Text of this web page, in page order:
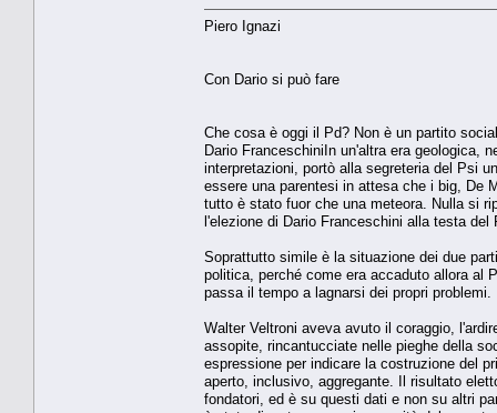
Piero Ignazi
Con Dario si può fare
Che cosa è oggi il Pd? Non è un partito
Dario FranceschiniIn un'altra era geologica,
interpretazioni, portò alla segreteria del Psi
essere una parentesi in attesa che i big, De
tutto è stato fuor che una meteora. Nulla si
l'elezione di Dario Franceschini alla testa del
Soprattutto simile è la situazione dei due
politica, perché come era accaduto allora al
passa il tempo a lagnarsi dei propri
Walter Veltroni aveva avuto il coraggio,
assopite, rincantucciate nelle pieghe della
espressione per indicare la costruzione del
aperto, inclusivo, aggregante. Il risultato
fondatori, ed è su questi dati e non su altri